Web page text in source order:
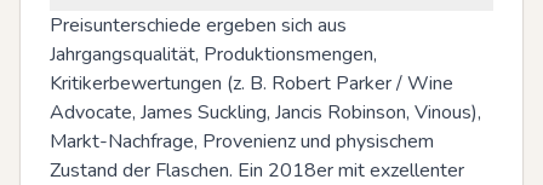
Preisunterschiede ergeben sich aus
Jahrgangsqualität, Produktionsmengen,
Kritikerbewertungen (z. B. Robert Parker / Wine
Advocate, James Suckling, Jancis Robinson, Vinous),
Markt-Nachfrage, Provenienz und physischem
Zustand der Flaschen. Ein 2018er mit exzellenter